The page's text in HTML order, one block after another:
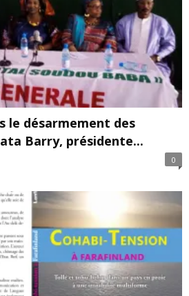
le désarmement des
Barry, présidente...
0